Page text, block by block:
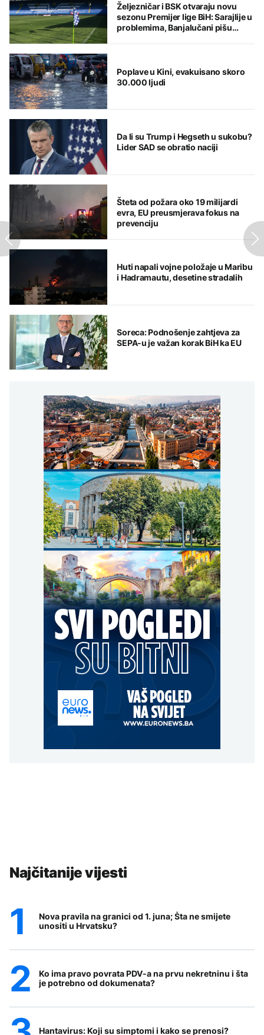
Željezničar i BSK otvaraju novu
sezonu Premijer lige BiH: Sarajlije u
problemima, Banjalučani pišu
Poplave u Kini, evakuisano skoro
30.000 ljudi
Da li su Trump i Hegseth u sukobu?
Lider SAD se obratio naciji
Šteta od požara oko 19 milijardi
evra, EU preusmjerava fokus na
prevenciju
Huti napali vojne položaje u Maribu
i Hadramautu, desetine stradalih
Soreca: Podnošenje zahtjeva za
SEPA-u je važan korak BiH ka EU
Najčitanije vijesti
Nova pravila na granici od 1. juna; Šta ne smijete
unositi u Hrvatsku?
Ko ima pravo povrata PDV-a na prvu nekretninu i šta
je potrebno od dokumenata?
Hantavirus: Koji su simptomi i kako se prenosi?